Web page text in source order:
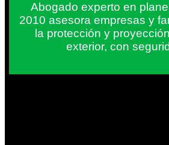
Abogado experto en
2010 asesora empresas y
la protección y
exterior, con